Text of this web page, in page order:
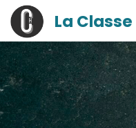
Skip
content
principal
La